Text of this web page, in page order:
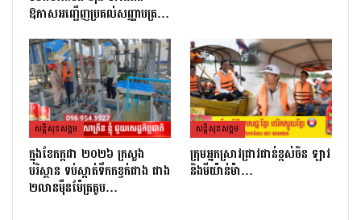
ឱកាសអញ្ជើញប្រគល់សញ្ញាបត្រ…
សន្តិសុខសង្គម
ក្នុងខែកក្កដា ២០២៦ ក្រសួង
បរិស្ថាន ទប់ស្កាត់ទឹកកខ្វក់ជាង ជាង
២លានម៉ឺនម៉ែត្រគូប…
សន្តិសុខសង្គម
ក្រុមអ្នកស្រាវជ្រាវជាន់ខ្ពស់ចិន ឡាវ
និងមីយ៉ាន់ម៉ា…